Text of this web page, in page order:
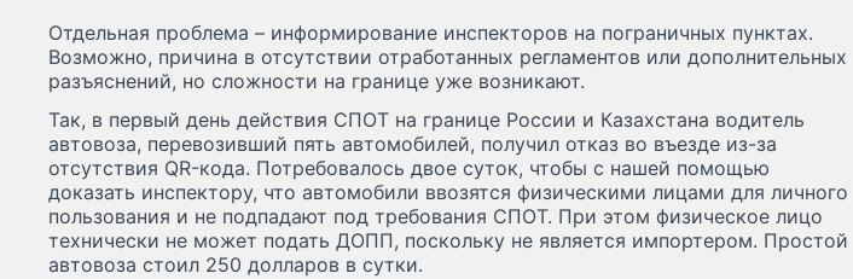
Отдельная проблема – информирование инспекторов на пограничных пунктах.
Возможно, причина в отсутствии отработанных регламентов или дополнительных
разъяснений, но сложности на границе уже возникают.
Так, в первый день действия СПОТ на границе России и Казахстана водитель
автовоза, перевозивший пять автомобилей, получил отказ во въезде из-за
отсутствия QR-кода. Потребовалось двое суток, чтобы с нашей помощью
доказать инспектору, что автомобили ввозятся физическими лицами для личного
пользования и не подпадают под требования СПОТ. При этом физическое лицо
технически не может подать ДОПП, поскольку не является импортером. Простой
автовоза стоил 250 долларов в сутки.